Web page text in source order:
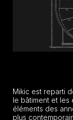
Mikic est reparti
le bâtiment et
éléments des
plus